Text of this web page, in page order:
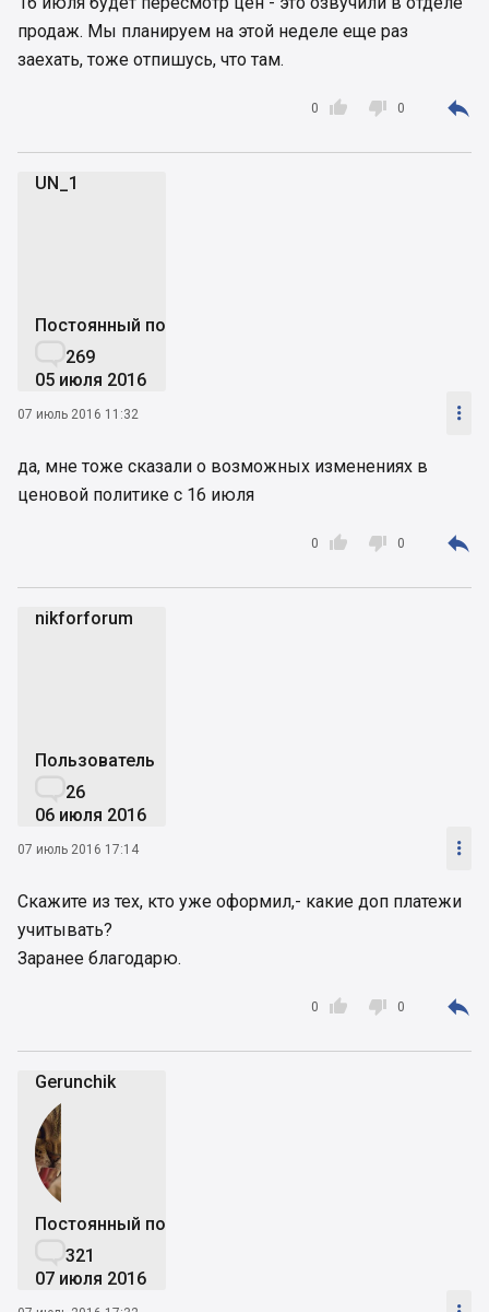
продаж. Мы планируем на этой неделе еще раз
заехать, тоже отпишусь, что там.

0  0 
UN_1
Постоянный пользователь
269
05 июля 2016
07 июль 2016 11:32 
да, мне тоже сказали о возможных изменениях в
ценовой политике с 16 июля

0  0 
nikforforum
Пользователь
26
06 июля 2016
07 июль 2016 17:14 
Скажите из тех, кто уже оформил,- какие доп платежи
учитывать?
Заранее благодарю.

0  0 
Gerunchik
Постоянный пользователь
321
07 июля 2016